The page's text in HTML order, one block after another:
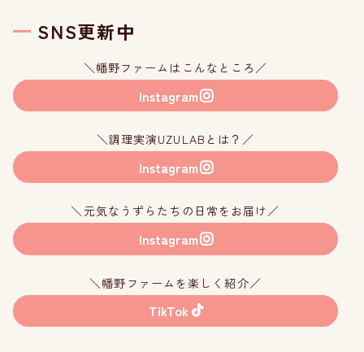
SNS更新中
＼幡野ファームはこんなところ／
Instagram
＼調理実演UZULABとは？／
Instagram
＼元気なうずらたちの日常をお届け／
Instagram
＼幡野ファームを楽しく紹介／
TikTok